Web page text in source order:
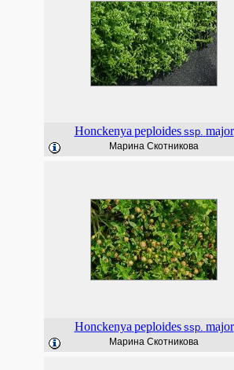
Honckenya peploides ssp. major
Марина Скотникова
Honckenya peploides ssp. major
Марина Скотникова